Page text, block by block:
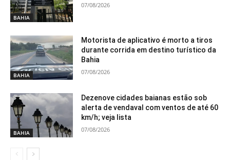
BAHIA
07/08/2026
BAHIA
Motorista de aplicativo é morto a tiros
durante corrida em destino turístico da
Bahia
07/08/2026
BAHIA
Dezenove cidades baianas estão sob
alerta de vendaval com ventos de até 60
km/h; veja lista
07/08/2026